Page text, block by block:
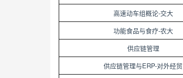
高速动车组概论-交大
功能食品与食疗-农大
供应链管理
供应链管理与ERP-对外经贸